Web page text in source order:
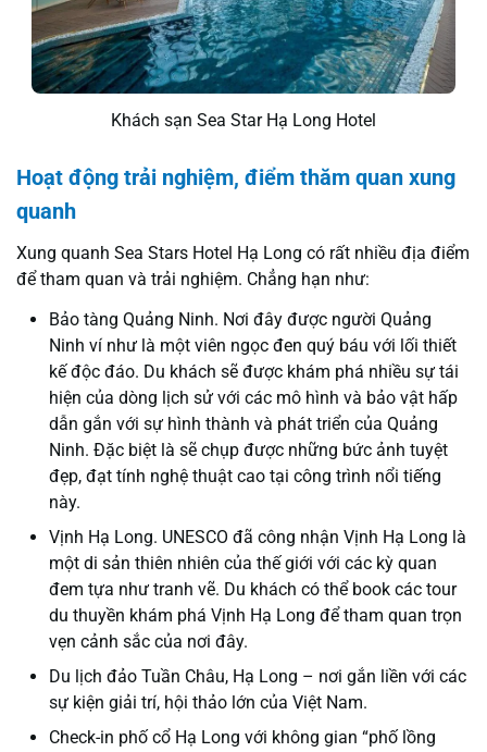
Khách sạn Sea Star Hạ Long Hotel
Hoạt động trải nghiệm, điểm thăm quan xung
quanh
Xung quanh Sea Stars Hotel Hạ Long có rất nhiều địa điểm
để tham quan và trải nghiệm. Chẳng hạn như:
Bảo tàng Quảng Ninh. Nơi đây được người Quảng
Ninh ví như là một viên ngọc đen quý báu với lối thiết
kế độc đáo. Du khách sẽ được khám phá nhiều sự tái
hiện của dòng lịch sử với các mô hình và bảo vật hấp
dẫn gắn với sự hình thành và phát triển của Quảng
Ninh. Đặc biệt là sẽ chụp được những bức ảnh tuyệt
đẹp, đạt tính nghệ thuật cao tại công trình nổi tiếng
này.
Vịnh Hạ Long. UNESCO đã công nhận Vịnh Hạ Long là
một di sản thiên nhiên của thế giới với các kỳ quan
đem tựa như tranh vẽ. Du khách có thể book các tour
du thuyền khám phá Vịnh Hạ Long để tham quan trọn
vẹn cảnh sắc của nơi đây.
Du lịch đảo Tuần Châu, Hạ Long – nơi gắn liền với các
sự kiện giải trí, hội thảo lớn của Việt Nam.
Check-in phố cổ Hạ Long với không gian “phố lồng